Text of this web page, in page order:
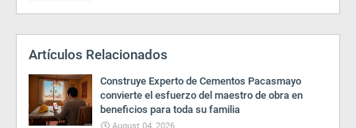
Artículos Relacionados
Construye Experto de Cementos Pacasmayo
convierte el esfuerzo del maestro de obra en
beneficios para toda su familia